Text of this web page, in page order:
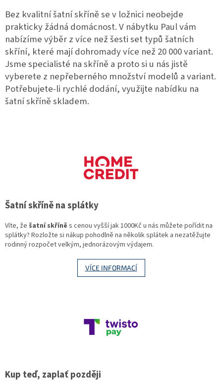
Bez kvalitní šatní skříně se v ložnici neobejde
prakticky žádná domácnost. V nábytku Paul vám
nabízíme výběr z více než šesti set typů šatních
skříní, které mají dohromady více než 20 000 variant.
Jsme specialisté na skříně a proto si u nás jistě
vyberete z nepřeberného množství modelů a variant.
Potřebujete-li rychlé dodání, využijte nabídku na
šatní skříně skladem.
Šatní skříně na splátky
Víte, že šatní skříně s cenou vyšší jak 1000Kč u nás můžete pořídit na
splátky? Rozložte si nákup pohodlně na několik splátek a nezatěžujte
rodinný rozpočet velkým, jednorázovým výdajem.
VÍCE INFORMACÍ
Kup teď, zaplať později